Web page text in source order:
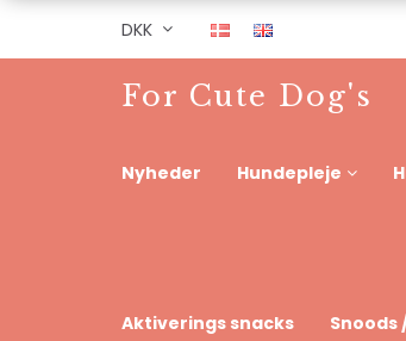
DKK
For Cute Dog's
Nyheder Hundepleje
Aktiverings snacks